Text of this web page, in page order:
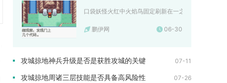
口袋妖怪火红中火焰鸟固定刷新在一之岛灯火山的山
鹏伊网 06-30
攻城掠地神兵升级是否是获胜攻城的关键 07-11
攻城掠地周诸三层技能是否具备高风险性 07-26